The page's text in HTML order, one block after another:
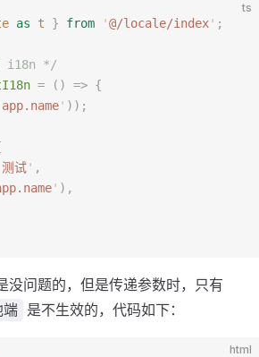
ts
as t } from '@/locale/index' ;
i18n */
= () => {
app.name' ));
试' ,
' ),
没问题的，但是传递参数时，只有
端 是不生效的，代码如下：
html